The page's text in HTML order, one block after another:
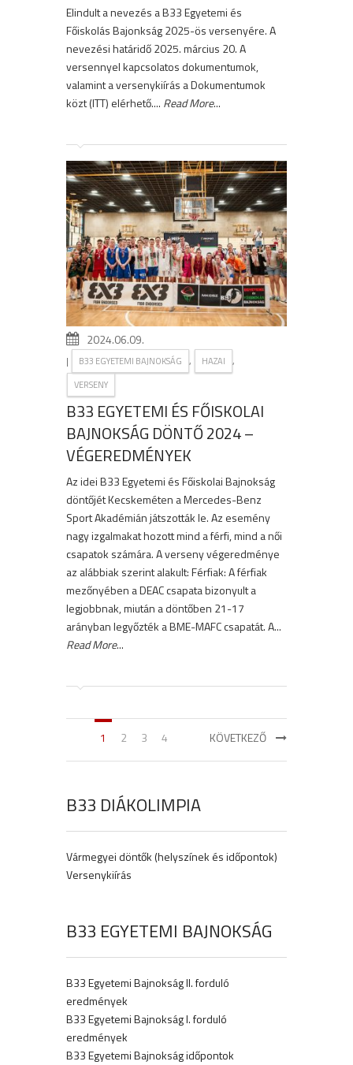
Elindult a nevezés a B33 Egyetemi és
Főiskolás Bajonkság 2025-ös versenyére. A
nevezési határidő 2025. március 20. A
versennyel kapcsolatos dokumentumok,
valamint a versenykiírás a Dokumentumok
közt (ITT) elérhető.... Read More...
2024.06.09.
| B33 EGYETEMI BAJNOKSÁG , HAZAI ,
VERSENY
B33 EGYETEMI ÉS FŐISKOLAI
BAJNOKSÁG DÖNTŐ 2024 –
VÉGEREDMÉNYEK
Az idei B33 Egyetemi és Főiskolai Bajnokság
döntőjét Kecskeméten a Mercedes-Benz
Sport Akadémián játszották le. Az esemény
nagy izgalmakat hozott mind a férfi, mind a női
csapatok számára. A verseny végeredménye
az alábbiak szerint alakult: Férfiak: A férfiak
mezőnyében a DEAC csapata bizonyult a
legjobbnak, miután a döntőben 21-17
arányban legyőzték a BME-MAFC csapatát. A...
Read More...
1 2 3 4 KÖVETKEZŐ
B33 DIÁKOLIMPIA
Vármegyei döntők (helyszínek és időpontok)
Versenykiírás
B33 EGYETEMI BAJNOKSÁG
B33 Egyetemi Bajnokság II. forduló
eredmények
B33 Egyetemi Bajnokság I. forduló
eredmények
B33 Egyetemi Bajnokság időpontok